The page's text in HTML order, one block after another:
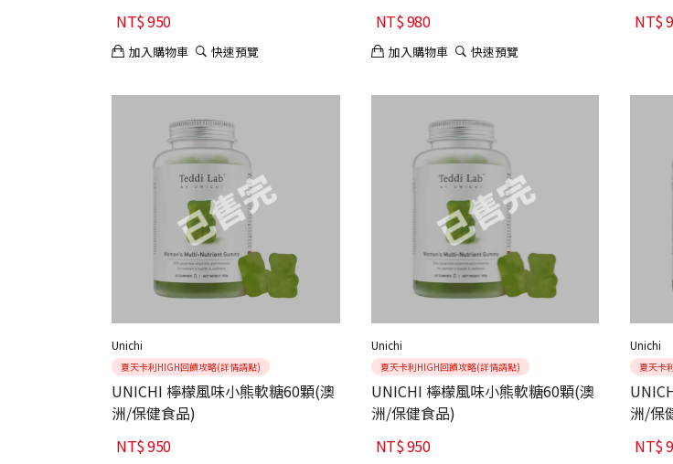
NT$950
加入購物車 快速預覽
NT$980
加入購物車 快速預覽
NT$
Unichi
夏天卡利HIGH回饋攻略(詳情請點)
UNICHI 檸檬風味小熊軟糖60顆(澳
洲/保健食品)
NT$950
Unichi
夏天卡利HIGH回饋攻略(詳情請點)
UNICHI 檸檬風味小熊軟糖60顆(澳
洲/保健食品)
NT$950
Unichi
夏天卡
洲/保
NT$